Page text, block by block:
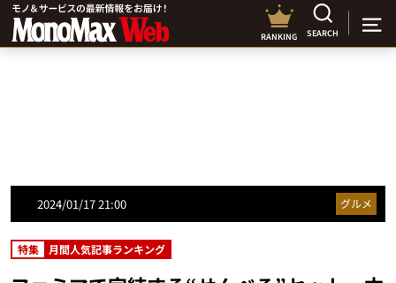
RANKING SEARCH
2024/01/17 21:00 グルメ
特集 月間人気記事ランキング